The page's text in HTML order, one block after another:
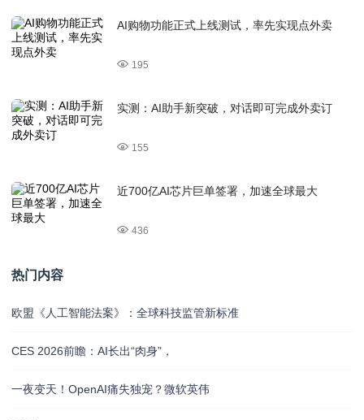
AI购物功能正式上线测试，率先实现点外卖
195
实测：AI助手新突破，对话即可完成外卖订
155
近700亿AI芯片巨单签署，加速全球最大
436
热门内容
欧盟《人工智能法案》：全球科技监管新标准
CES 2026前瞻：AI长出“肉身”，
一夜变天！OpenAI痛失独宠？微软英伟